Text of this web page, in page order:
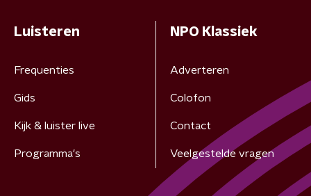
Luisteren
Frequenties
Gids
Kijk & luister live
Programma's
NPO Klassiek
Adverteren
Colofon
Contact
Veelgestelde vragen